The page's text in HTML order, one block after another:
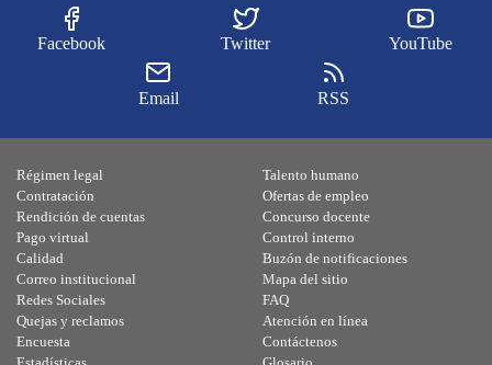
Facebook Twitter YouTube
Email RSS
Régimen legal
Contratación
Rendición de cuentas
Pago virtual
Calidad
Talento humano
Ofertas de empleo
Concurso docente
Control interno
Buzón de notificaciones
Correo institucional
Redes Sociales
Quejas y reclamos
Encuesta
Mapa del sitio
FAQ
Atención en línea
Contáctenos